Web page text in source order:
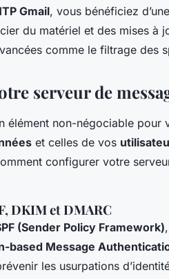
Gmail, vous bénéficiez
du matériel et des mises à
comme le filtrage des
serveur de
élément non-négociable pour
et celles de vos
configurer votre
DKIM et DMARC
(Sender Policy Framework),
based Message
les usurpations